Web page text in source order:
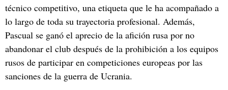
técnico competitivo, una etiqueta que le ha acompañado a
lo largo de toda su trayectoria profesional. Además,
Pascual se ganó el aprecio de la afición rusa por no
abandonar el club después de la prohibición a los equipos
rusos de participar en competiciones europeas por las
sanciones de la guerra de Ucrania.